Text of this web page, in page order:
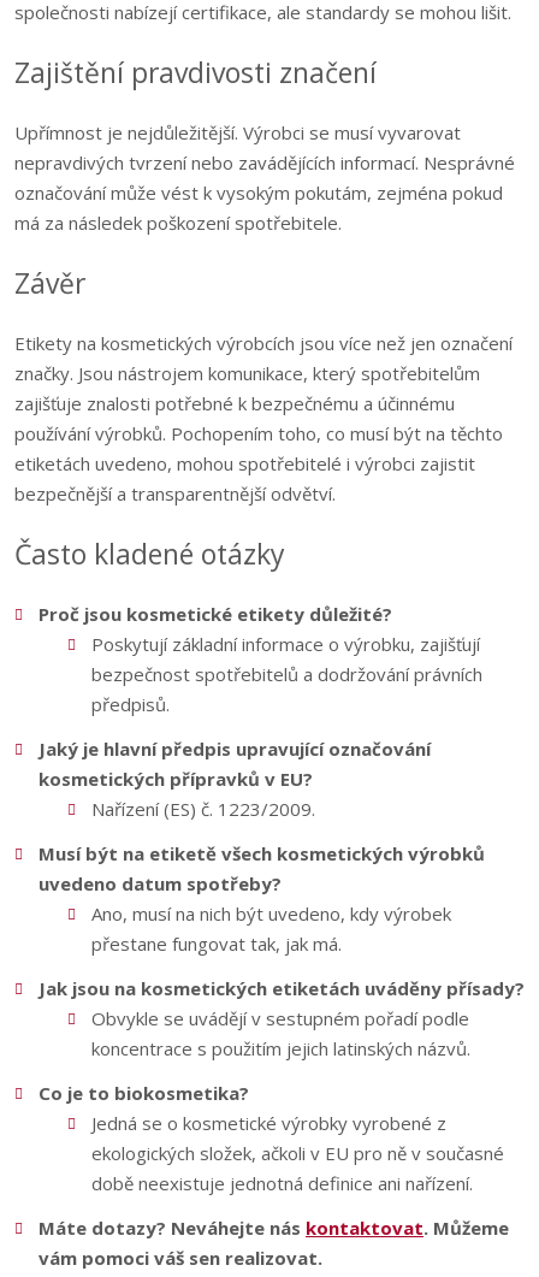
společnosti nabízejí certifikace, ale standardy se mohou lišit.
Zajištění pravdivosti značení
Upřímnost je nejdůležitější. Výrobci se musí vyvarovat
nepravdivých tvrzení nebo zavádějících informací. Nesprávné
označování může vést k vysokým pokutám, zejména pokud
má za následek poškození spotřebitele.
Závěr
Etikety na kosmetických výrobcích jsou více než jen označení
značky. Jsou nástrojem komunikace, který spotřebitelům
zajišťuje znalosti potřebné k bezpečnému a účinnému
používání výrobků. Pochopením toho, co musí být na těchto
etiketách uvedeno, mohou spotřebitelé i výrobci zajistit
bezpečnější a transparentnější odvětví.
Často kladené otázky
Proč jsou kosmetické etikety důležité?
Poskytují základní informace o výrobku, zajišťují
bezpečnost spotřebitelů a dodržování právních
předpisů.
Jaký je hlavní předpis upravující označování
kosmetických přípravků v EU?
Nařízení (ES) č. 1223/2009.
Musí být na etiketě všech kosmetických výrobků
uvedeno datum spotřeby?
Ano, musí na nich být uvedeno, kdy výrobek
přestane fungovat tak, jak má.
Jak jsou na kosmetických etiketách uváděny přísady?
Obvykle se uvádějí v sestupném pořadí podle
koncentrace s použitím jejich latinských názvů.
Co je to biokosmetika?
Jedná se o kosmetické výrobky vyrobené z
ekologických složek, ačkoli v EU pro ně v současné
době neexistuje jednotná definice ani nařízení.
Máte dotazy? Neváhejte nás kontaktovat. Můžeme
vám pomoci váš sen realizovat.